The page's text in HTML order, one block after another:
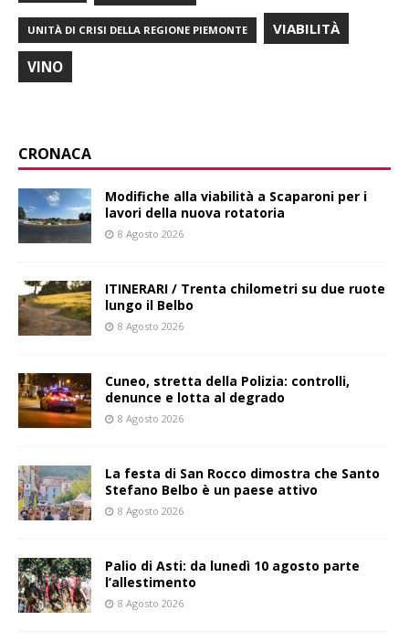
UNITÀ DI CRISI DELLA REGIONE PIEMONTE VIABILITÀ
VINO
CRONACA
Modifiche alla viabilità a Scaparoni per i
lavori della nuova rotatoria
8 Agosto 2026
ITINERARI / Trenta chilometri su due ruote
lungo il Belbo
8 Agosto 2026
Cuneo, stretta della Polizia: controlli,
denunce e lotta al degrado
8 Agosto 2026
La festa di San Rocco dimostra che Santo
Stefano Belbo è un paese attivo
8 Agosto 2026
Palio di Asti: da lunedì 10 agosto parte
l’allestimento
8 Agosto 2026